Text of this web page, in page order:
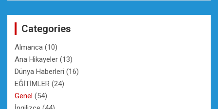
c
Categories
Almanca (10)
Ana Hikayeler (13)
Dünya Haberleri (16)
EĞİTİMLER (24)
Genel (54)